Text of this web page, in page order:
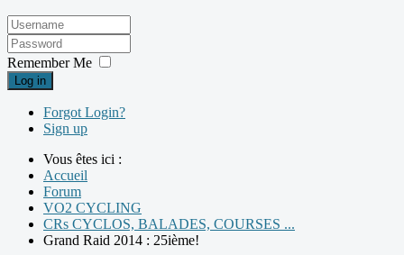
Remember Me
Log in
Forgot Login?
Sign up
Vous êtes ici :
Accueil
Forum
VO2 CYCLING
CRs CYCLOS, BALADES, COURSES ...
Grand Raid 2014 : 25ième!